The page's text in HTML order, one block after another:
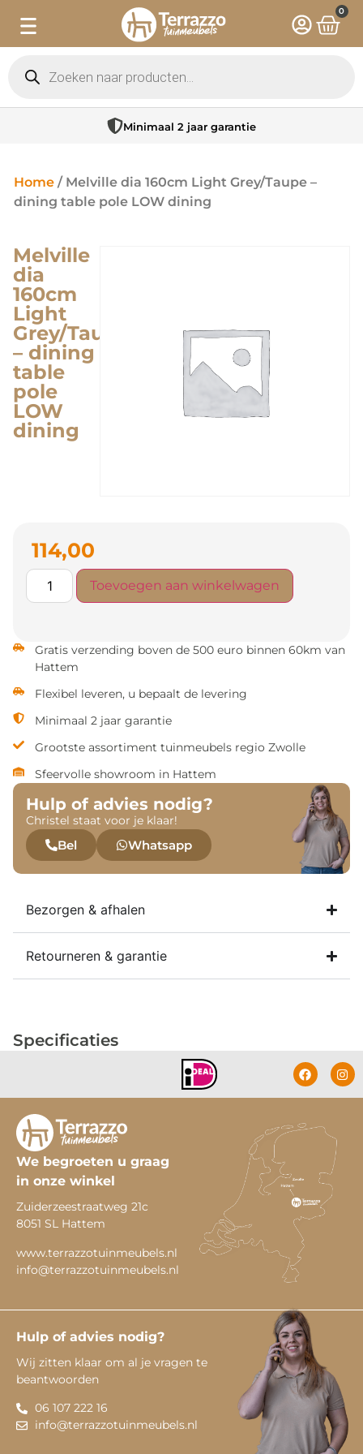
0
Minimaal 2 jaar garantie
Home / Melville dia 160cm Light Grey/Taupe –
dining table pole LOW dining
Melville
dia
160cm
Light
Grey/Taupe
– dining
table
pole
LOW
dining
114,00
Toevoegen aan winkelwagen
Gratis verzending boven de 500 euro binnen 60km van
Hattem
Flexibel leveren, u bepaalt de levering
Minimaal 2 jaar garantie
Grootste assortiment tuinmeubels regio Zwolle
Sfeervolle showroom in Hattem
Hulp of advies nodig?
Christel staat voor je klaar!
Bel Whatsapp
Bezorgen & afhalen
Retourneren & garantie
Specificaties
We begroeten u graag
in onze winkel
Zuiderzeestraatweg 21c
8051 SL Hattem
www.terrazzotuinmeubels.nl
info@terrazzotuinmeubels.nl
Hulp of advies nodig?
Wij zitten klaar om al je vragen te
beantwoorden
06 107 222 16
info@terrazzotuinmeubels.nl